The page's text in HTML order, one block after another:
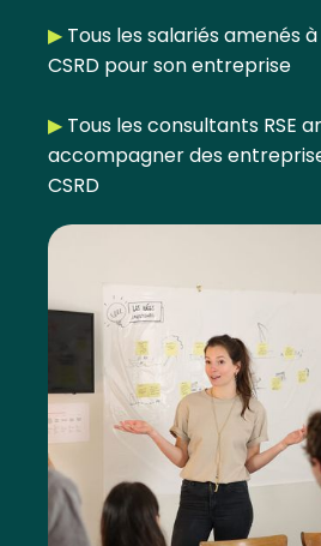
▶︎ Tous les salariés amenés
CSRD pour son entreprise
▶︎ Tous les consultants RSE
accompagner des
CSRD